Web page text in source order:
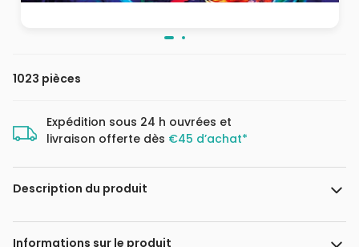
1023 pièces
Expédition sous 24 h ouvrées et
livraison offerte dès €45 d’achat*
Description du produit
Elif Hürdoğan
Informations sur le produit